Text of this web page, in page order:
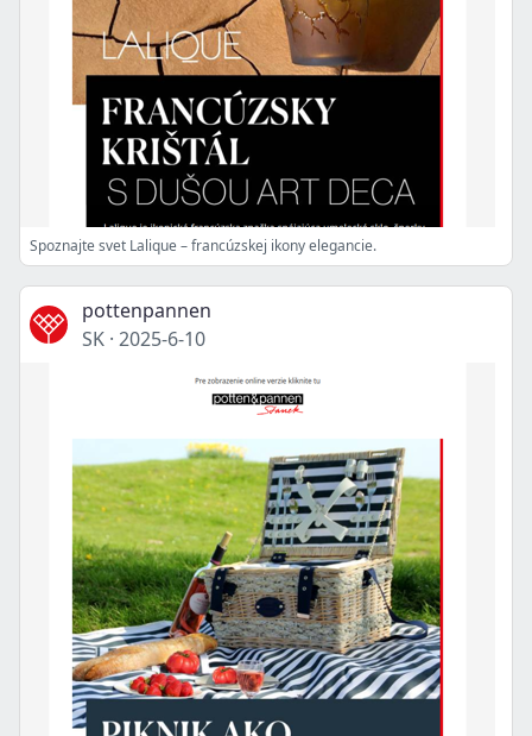
Spoznajte svet Lalique – francúzskej ikony elegancie.
pottenpannen
SK · 2025-6-10